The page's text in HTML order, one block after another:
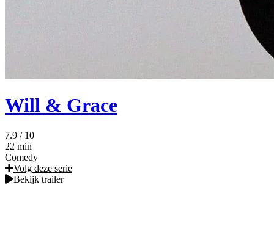
Will & Grace
7.9 / 10
22 min
Comedy
Volg deze serie
Bekijk trailer